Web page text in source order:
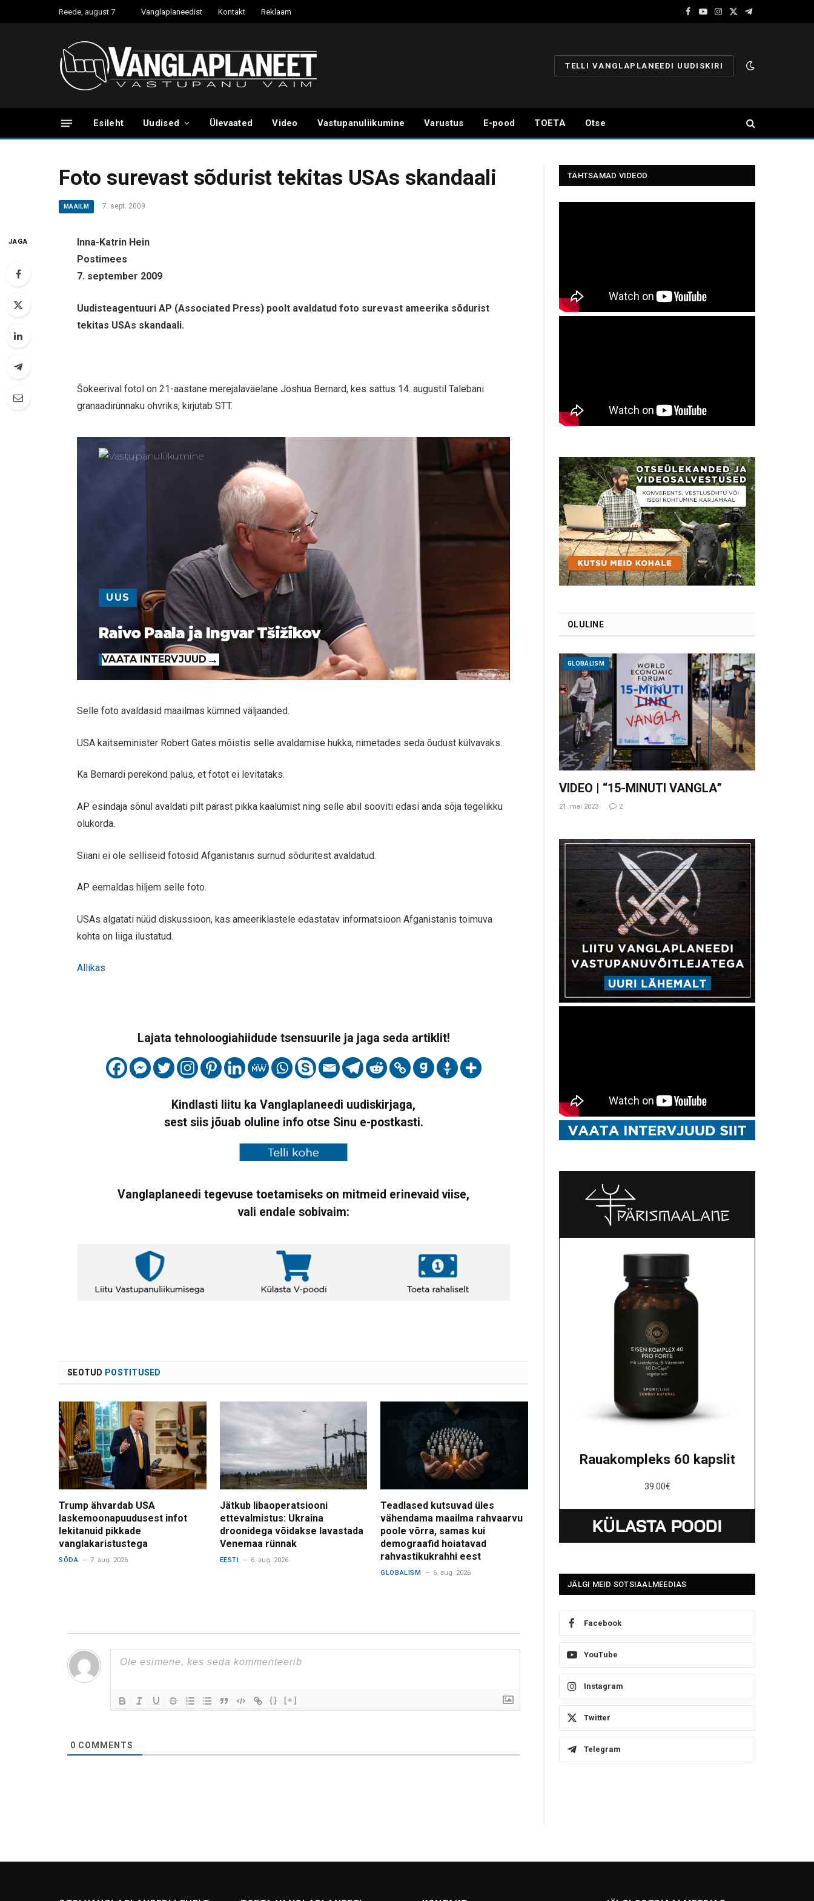
Reede, august 7 Vanglaplaneedist Kontakt Reklaam
Facebook
YouTube
Instagram
X
Telegram
TELLI VANGLAPLANEEDI UUDISKIRI
Esileht Uudised Ülevaated Video Vastupanuliikumine Varustus E-pood TOETA Otse
Foto surevast sõdurist tekitas USAs skandaali
MAAILM 7. sept. 2009
JAGA
Inna-Katrin Hein
Postimees
7. september 2009
Uudisteagentuuri AP (Associated Press) poolt avaldatud foto surevast ameerika sõdurist
tekitas USAs skandaali.
Šokeerival fotol on 21-aastane merejalaväelane Joshua Bernard, kes sattus 14. augustil Talebani
granaadirünnaku ohvriks, kirjutab STT.
UUS
Raivo Paala ja Ingvar Tšižikov
VAATA INTERVJUUD
Selle foto avaldasid maailmas kümned väljaanded.
USA kaitseminister Robert Gates mõistis selle avaldamise hukka, nimetades seda õudust külvavaks.
Ka Bernardi perekond palus, et fotot ei levitataks.
AP esindaja sõnul avaldati pilt pärast pikka kaalumist ning selle abil sooviti edasi anda sõja tegelikku
olukorda.
Siiani ei ole selliseid fotosid Afganistanis surnud sõduritest avaldatud.
AP eemaldas hiljem selle foto.
USAs algatati nüüd diskussioon, kas ameeriklastele edastatav informatsioon Afganistanis toimuva
kohta on liiga ilustatud.
Allikas
Lajata tehnoloogiahiidude tsensuurile ja jaga seda artiklit!
Kindlasti liitu ka Vanglaplaneedi uudiskirjaga,
sest siis jõuab oluline info otse Sinu e-postkasti.
Vanglaplaneedi tegevuse toetamiseks on mitmeid erinevaid viise,
vali endale sobivaim:
SEOTUD POSTITUSED
Trump ähvardab USA
laskemoonapuudusest infot
lekitanuid pikkade
vanglakaristustega
SÕDA 7. aug. 2026
Jätkub libaoperatsiooni
ettevalmistus: Ukraina
droonidega võidakse lavastada
Venemaa rünnak
EESTI 6. aug. 2026
Teadlased kutsuvad üles
vähendama maailma rahvaarvu
poole võrra, samas kui
demograafid hoiatavad
rahvastikukrahhi eest
GLOBALISM 6. aug. 2026
{} [+]
0 COMMENTS
TÄHTSAMAD VIDEOD
OLULINE
GLOBALISM
VIDEO | “15-MINUTI VANGLA”
21. mai 2023 2
Rauakompleks 60 kapslit
39.00€
JÄLGI MEID SOTSIAALMEEDIAS
Facebook
YouTube
Instagram
Twitter
Telegram